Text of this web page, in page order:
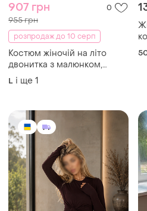
907 грн 0
955 грн
розпродаж до 10 серп
Костюм жіночій на літо
двонитка з малюнком,
батал, оверсайз
L і ще 1